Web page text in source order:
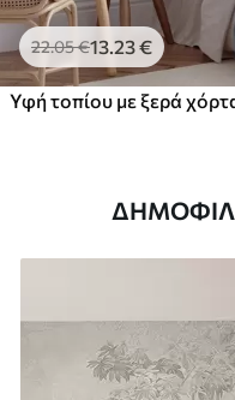
22.05€13.23€